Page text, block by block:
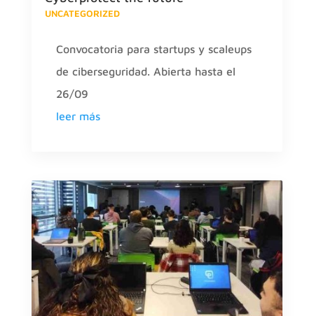
UNCATEGORIZED
Convocatoria para startups y scaleups
de ciberseguridad. Abierta hasta el
26/09
leer más